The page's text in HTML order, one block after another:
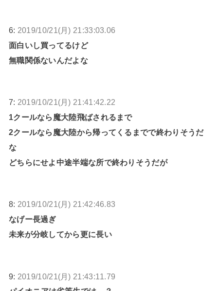
6: 2019/10/21(月) 21:33:03.06
面白いし買ってるけど
無職関係ないんだよな
7: 2019/10/21(月) 21:41:42.22
1クールなら魔大陸飛ばされるまで
2クールなら魔大陸から帰ってくるまでで終わりそうだ
な
どちらにせよ中途半端な所で終わりそうだが
8: 2019/10/21(月) 21:42:46.83
なげー長過ぎ
未来が分岐してから更に長い
9: 2019/10/21(月) 21:43:11.79